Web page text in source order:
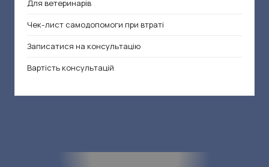
Для ветеринарів
Чек-лист самодопомоги при втраті
Записатися на консультацію
Вартість консультацій